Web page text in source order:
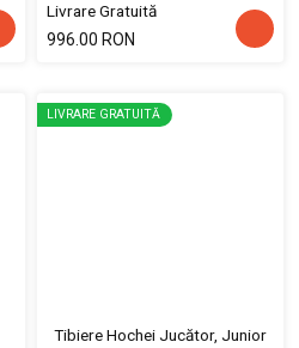
Livrare Gratuită
996.00 RON
LIVRARE GRATUITĂ
Tibiere Hochei Jucător, Junior